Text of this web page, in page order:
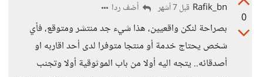
0
Rafik_bn قبل 7 أشهر أضف ردا
بصراحة لنكن واقعيين، هذا شيء جد منتشر ومتوقع، فأي
شخص يحتاج خدمة أو منتجا متوفرا لدى أحد اقاربه او
أصدقائه.. يتجه اليه أولا من باب الموثوقية أولا وتجنب